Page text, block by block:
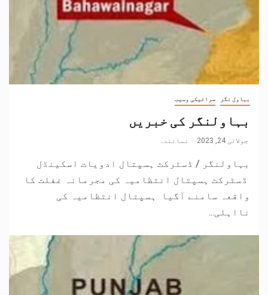
بہاول نگر سرائیکی وسیب
بہاولنگر کی خبریں
جولائی 24, 2023 نمائندہ
بہاولنگر / ڈسٹرکٹ ہسپتال ادویات اسکینڈل
ڈسٹرکٹ ہسپتال انتظامیہ کی مجرمانہ غفلت کا
واقعہ سامنے آگیا ہسپتال انتظامیہ کی
نااہلی...